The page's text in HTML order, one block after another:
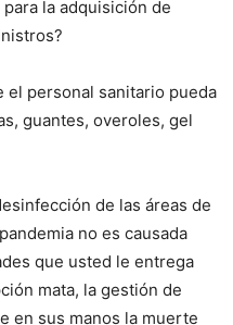
la adquisición de
el personal sanitario pueda
guantes, overoles, gel
de las áreas de
no es causada
que usted le entrega
mata, la gestión de
en sus manos la muerte